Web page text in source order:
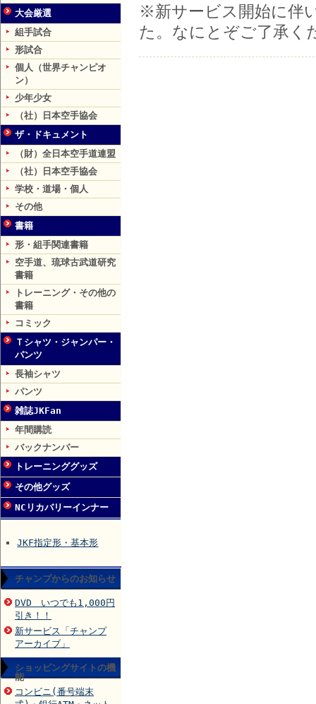
大会厳選
組手試合
形試合
個人（世界チャンピオ
ン）
少年少女
（社）日本空手協会
ザ・ドキュメント
（財）全日本空手道連盟
（社）日本空手協会
学校・道場・個人
その他
書籍
形・組手関連書籍
空手道、琉球古武道研究
書籍
トレーニング・その他の
書籍
コミック
Ｔシャツ・ジャンパー・
パンツ
長袖シャツ
パンツ
雑誌JKFan
年間購読
バックナンバー
トレーニンググッズ
その他グッズ
NCリカバリーインナー
JKF指定形・基本形
チャンプからのお知らせ
DVD いつでも1,000円
引き！！
新サービス「チャンプ
アーカイブ」
ショッピングサイトの機
能
コンビニ(番号端末
※新サービス開始に伴
た。なにとぞご了承く